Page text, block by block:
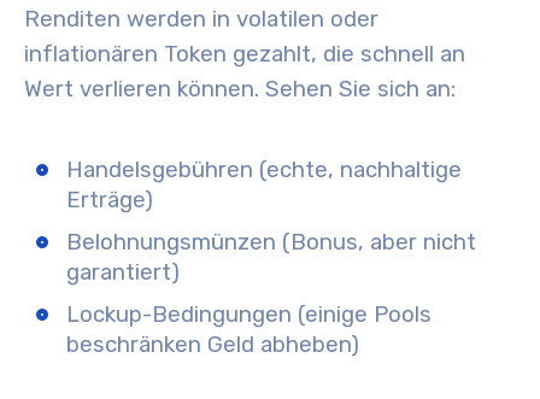
Renditen werden in volatilen oder
inflationären Token gezahlt, die schnell an
Wert verlieren können. Sehen Sie sich an:
Handelsgebühren (echte, nachhaltige
Erträge)
Belohnungsmünzen (Bonus, aber nicht
garantiert)
Lockup-Bedingungen (einige Pools
beschränken Geld abheben)